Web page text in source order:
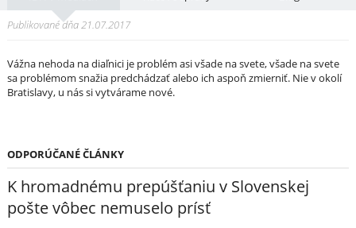
Publikované dňa 21.07.2017
Vážna nehoda na diaľnici je problém asi všade na svete, všade na svete
sa problémom snažia predchádzať alebo ich aspoň zmierniť. Nie v okolí
Bratislavy, u nás si vytvárame nové.
ODPORÚČANÉ ČLÁNKY
K hromadnému prepúšťaniu v Slovenskej
pošte vôbec nemuselo prísť